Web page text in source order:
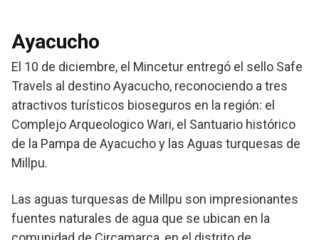
Ayacucho
El 10 de diciembre, el Mincetur entregó el sello Safe
Travels al destino Ayacucho, reconociendo a tres
atractivos turísticos bioseguros en la región: el
Complejo Arqueologico Wari, el Santuario histórico
de la Pampa de Ayacucho y las Aguas turquesas de
Millpu.
Las aguas turquesas de Millpu son impresionantes
fuentes naturales de agua que se ubican en la